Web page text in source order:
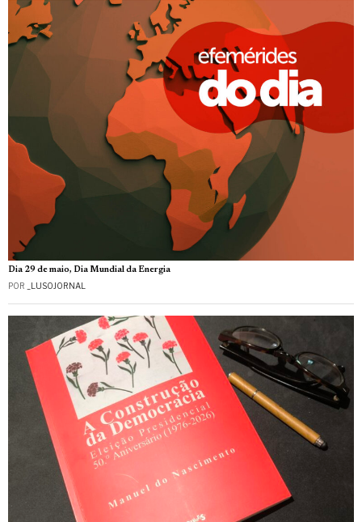
Dia 29 de maio, Dia Mundial da Energia
POR _LUSOJORNAL